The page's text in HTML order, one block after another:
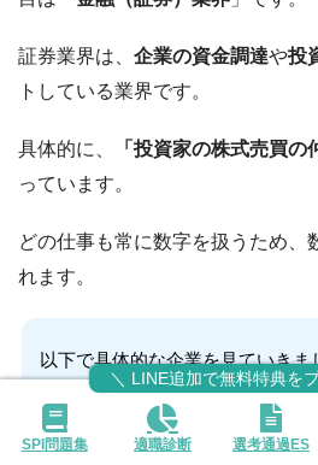
証券業界は、 企業の資金調達や投
トしている業界です。
具体的に、 「投資家の株式売買の
っています。
どの仕事も常に数字を扱うため、
れます。
以下で具体的な企業を見ていきま
SPI問題集 適職診断 選考通過ES
＼ LINE追加で無料特典を